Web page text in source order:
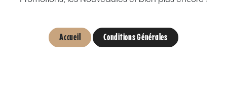
Accueil Conditions Générales